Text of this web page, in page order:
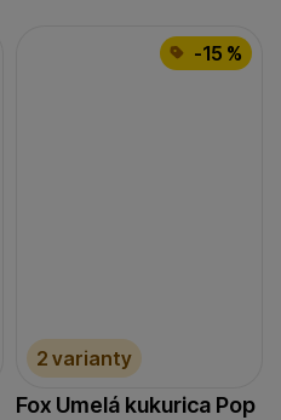
-15 %
2 varianty
Fox Umelá kukurica Pop